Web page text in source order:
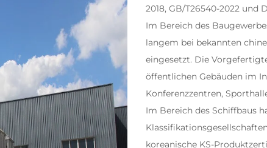
2018, GB/T26540-2022 und
Im Bereich des
langem bei bekannten
eingesetzt. Die
öffentlichen Gebäuden im
Konferenzzentren,
Im Bereich des Schiffbaus
koreanische KS-